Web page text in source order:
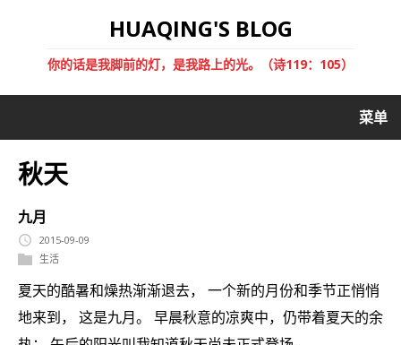
HUAQING'S BLOG
你的话是我脚前的灯，是我路上的光。（诗119：105）
菜单
秋天
九月
2015-09-09
生活
夏天的酷暑和燥热渐渐退去， 一个新的月份和季节正悄悄
地来到， 这是九月。 早晨秋意的凉爽中，仍带着夏天的余